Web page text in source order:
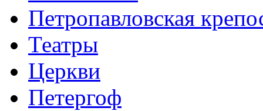
Петропавловская
Театры
Церкви
Петергоф